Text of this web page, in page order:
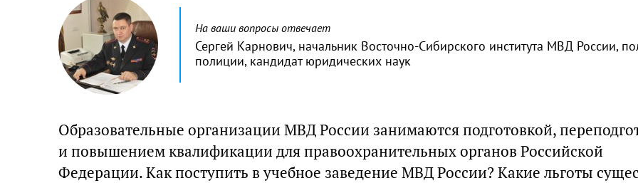
На ваши вопросы отвечает
Сергей Карнович, начальник Восточно-Сибирского института МВД России,
полиции, кандидат юридических наук
Образовательные организации МВД России занимаются подготовкой,
и повышением квалификации для правоохранительных органов Российской
Федерации. Как поступить в учебное заведение МВД России? Какие льготы